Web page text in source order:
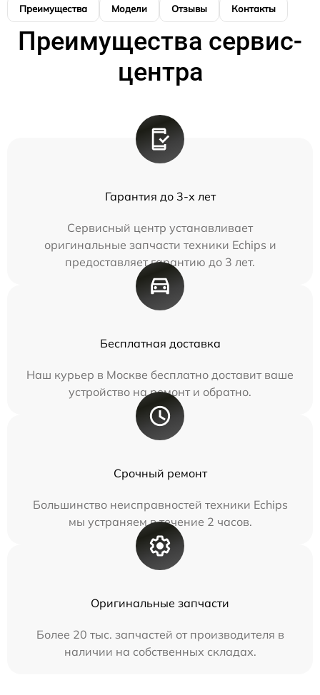
Преимущества Модели Отзывы Контакты
Преимущества сервис-
центра
Гарантия до 3-х лет
Сервисный центр устанавливает
оригинальные запчасти техники Echips и
предоставляет гарантию до 3 лет.
Бесплатная доставка
Наш курьер в Москве бесплатно доставит ваше
устройство на ремонт и обратно.
Срочный ремонт
Большинство неисправностей техники Echips
мы устраняем в течение 2 часов.
Оригинальные запчасти
Более 20 тыс. запчастей от производителя в
наличии на собственных складах.